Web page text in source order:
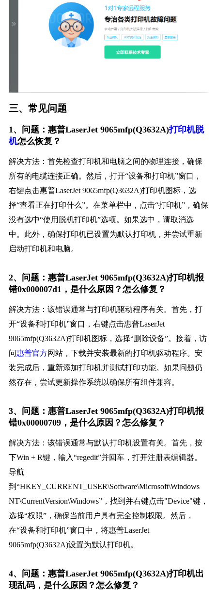
三、常见问题
1、问题：惠普LaserJet 9065mfp(Q3632A)打印机脱
机怎么恢复？
解决方法：首先检查打印机和电脑之间的物理连接，确保
所有的电缆连接正确。然后，打开“设备和打印机”窗口，
右键点击惠普LaserJet 9065mfp(Q3632A)打印机图标，选
择“查看正在打印什么”。在菜单栏中，点击“打印机”，确保
没有选中“使用脱机打印机”选项。如果选中，请取消选
中。此外，确保打印机已设置为默认打印机，并尝试重新
启动打印机和电脑。
2、问题：惠普LaserJet 9065mfp(Q3632A)打印机报
错0x000007d1，是什么原因？怎么修复？
解决方法：该错误通常与打印机驱动程序有关。首先，打
开“设备和打印机”窗口，右键点击惠普LaserJet
9065mfp(Q3632A)打印机图标，选择“删除设备”。接着，访
问惠普官方网站，下载并安装最新的打印机驱动程序。安
装完成后，重新添加打印机并测试打印功能。如果问题仍
然存在，尝试更新操作系统以确保所有组件兼容。
3、问题：惠普LaserJet 9065mfp(Q3632A)打印机报
错0x00000709，是什么原因？怎么修复？
解决方法：该错误通常与默认打印机设置有关。首先，按
下Win + R键，输入“regedit”并回车，打开注册表编辑器。
导航
到“HKEY_CURRENT_USER\Software\Microsoft\Windows
NT\CurrentVersion\Windows”，找到并右键点击"Device"键，
选择“权限”，确保当前用户具有完全控制权限。然后，
在“设备和打印机”窗口中，将惠普LaserJet
9065mfp(Q3632A)设置为默认打印机。
4、问题：惠普LaserJet 9065mfp(Q3632A)打印机出
现乱码，是什么原因？怎么修复？